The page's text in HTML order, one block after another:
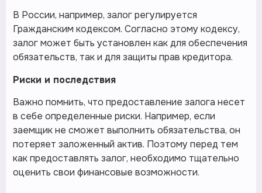
В России, например, залог регулируется
Гражданским кодексом. Согласно этому кодексу,
залог может быть установлен как для обеспечения
обязательств, так и для защиты прав кредитора.
Риски и последствия
Важно помнить, что предоставление залога несет
в себе определенные риски. Например, если
заемщик не сможет выполнить обязательства, он
потеряет заложенный актив. Поэтому перед тем
как предоставлять залог, необходимо тщательно
оценить свои финансовые возможности.